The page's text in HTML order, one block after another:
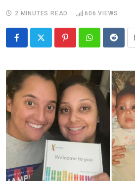
2 MINUTES READ 606 VIEWS
PinterestWhatsapp